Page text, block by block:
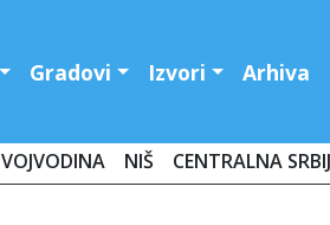
Gradovi Izvori Arhiva
VOJVODINA NIŠ CENTRALNA